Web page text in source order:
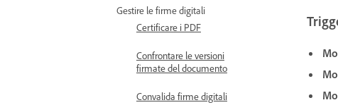
Gestire le firme digitali
Certificare i PDF
Confrontare le versioni
firmate del documento
Convalida firme digitali